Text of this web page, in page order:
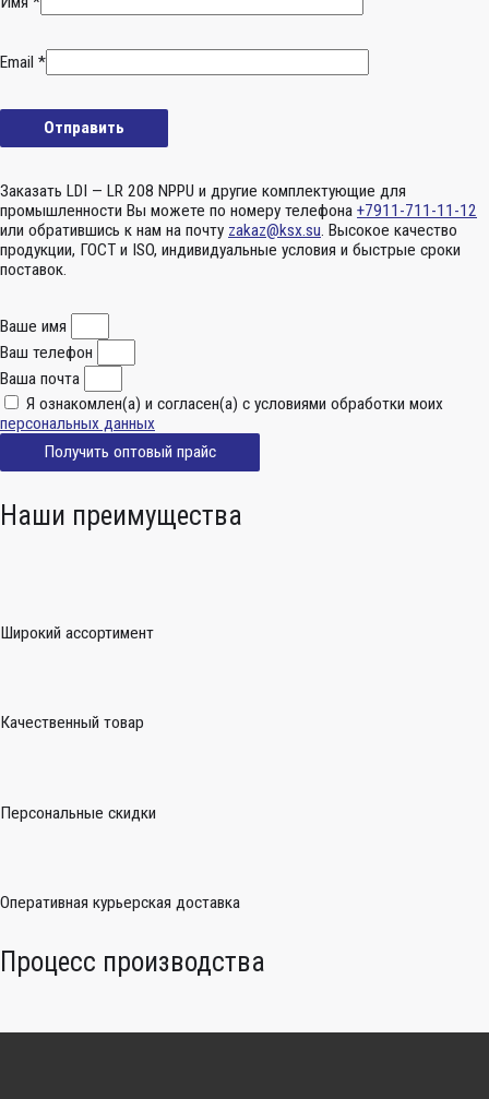
Email *
Заказать LDI — LR 208 NPPU и другие комплектующие для
промышленности Вы можете по номеру телефона +7911-711-11-12
или обратившись к нам на почту zakaz@ksx.su. Высокое качество
продукции, ГОСТ и ISO, индивидуальные условия и быстрые сроки
поставок.
Ваше имя
Ваш телефон
Ваша почта
Я ознакомлен(а) и согласен(а) с условиями обработки моих
персональных данных
Получить оптовый прайс
Наши преимущества
Широкий ассортимент
Качественный товар
Персональные скидки
Оперативная курьерская доставка
Процесс производства